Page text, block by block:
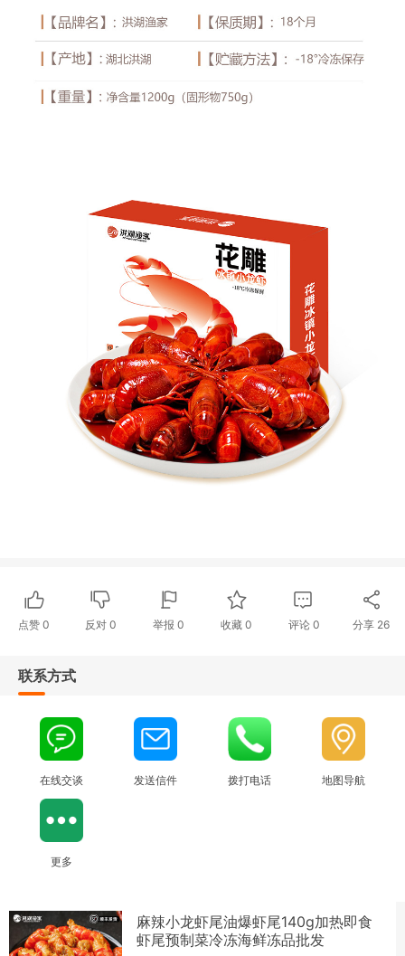
点赞 0 反对0 举报 0 收藏 0 评论 0 分享 26
联系方式
在线交谈 发送信件 拨打电话 地图导航
更多
麻辣小龙虾尾油爆虾尾140g加热即食
虾尾预制菜冷冻海鲜冻品批发